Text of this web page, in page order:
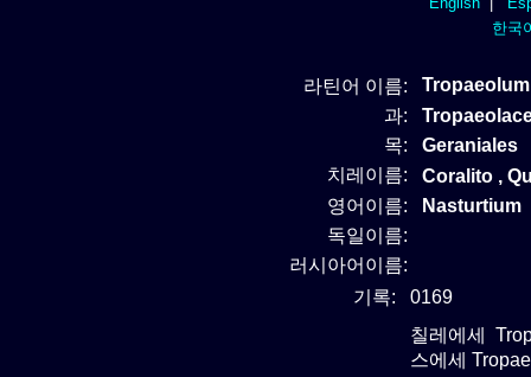
한국
라틴어 이름:
과:
목:
Geraniales
치레이름:
Coralito ,
영어이름:
Nasturtium
독일이름:
러시아어이름:
기록:
0169
칠레에세
스에세